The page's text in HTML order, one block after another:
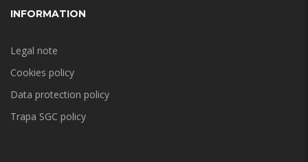
INFORMATION
Legal note
Cookies policy
Data protection policy
Trapa SGC policy